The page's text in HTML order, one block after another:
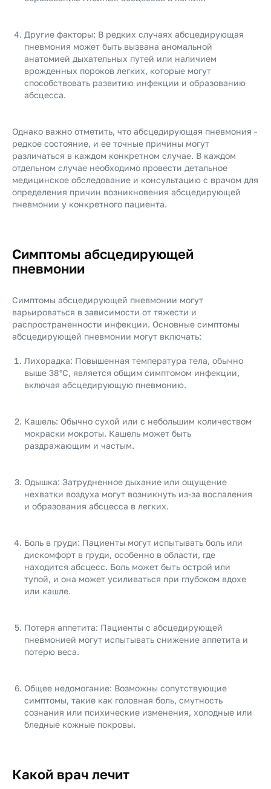
Другие факторы: В редких случаях абсцедирующая
пневмония может быть вызвана аномальной
анатомией дыхательных путей или наличием
врожденных пороков легких, которые могут
способствовать развитию инфекции и образованию
абсцесса.
Однако важно отметить, что абсцедирующая пневмония -
редкое состояние, и ее точные причины могут
различаться в каждом конкретном случае. В каждом
отдельном случае необходимо провести детальное
медицинское обследование и консультацию с врачом для
определения причин возникновения абсцедирующей
пневмонии у конкретного пациента.
Симптомы абсцедирующей
пневмонии
Симптомы абсцедирующей пневмонии могут
варьироваться в зависимости от тяжести и
распространенности инфекции. Основные симптомы
абсцедирующей пневмонии могут включать:
Лихорадка: Повышенная температура тела, обычно
выше 38°C, является общим симптомом инфекции,
включая абсцедирующую пневмонию.
Кашель: Обычно сухой или с небольшим количеством
мокраски мокроты. Кашель может быть
раздражающим и частым.
Одышка: Затрудненное дыхание или ощущение
нехватки воздуха могут возникнуть из-за воспаления
и образования абсцесса в легких.
Боль в груди: Пациенты могут испытывать боль или
дискомфорт в груди, особенно в области, где
находится абсцесс. Боль может быть острой или
тупой, и она может усиливаться при глубоком вдохе
или кашле.
Потеря аппетита: Пациенты с абсцедирующей
пневмонией могут испытывать снижение аппетита и
потерю веса.
Общее недомогание: Возможны сопутствующие
симптомы, такие как головная боль, смутность
сознания или психические изменения, холодные или
бледные кожные покровы.
Какой врач лечит